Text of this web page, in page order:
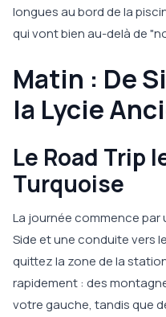
longues au bord de la
qui vont bien au-delà de
Matin : De
la Lycie
Le Road Trip
Turquoise
La journée commence par
Side et une conduite vers
quittez la zone de la
rapidement : des
votre gauche, tandis que